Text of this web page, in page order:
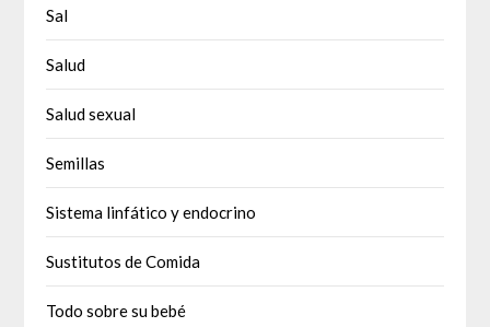
Sal
Salud
Salud sexual
Semillas
Sistema linfático y endocrino
Sustitutos de Comida
Todo sobre su bebé